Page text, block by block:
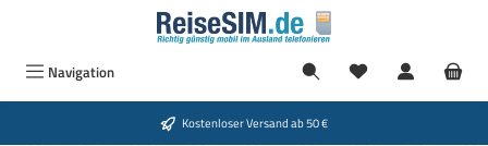
Zum Hauptinhalt springen
Navigation Du hast 0
Kostenloser Versand ab 50 €